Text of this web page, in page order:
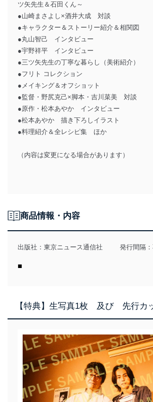
ツ矢先生＆石田くん～
●山崎まさよし×酒井大成 対談
●キャラクター＆ストーリー紹介＆相関図
●丸山智己 インタビュー
●宇野祥平 インタビュー
●三ツ矢先生の丁寧な暮らし（美術紹介）
●フリト コレクション
●メイキング＆オフショット
●監督・野尻克己×脚本・吉川菜美 対談
●原作・松本あやか インタビュー
●松本あやか 描き下ろしイラスト
●料理紹介＆全レシピ集 ほか
（内容は変更になる場合があります）
商品情報・内容
出版社： 東京ニュース通信社 発行間隔
■
【特典】生写真1枚 及び 先行カ